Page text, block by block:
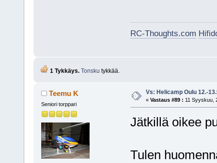
RC-Thoughts.com
1 Tykkäys. Tonsku tykkää.
Teemu K
Seniori torppari
Vs: Helicamp Oulu 12.-
« Vastaus #89 : 11 Syyskuu,
Jätkillä oikee
Tulen